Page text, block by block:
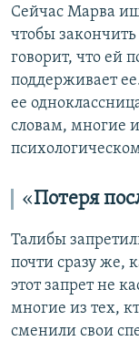
Сейчас Марва
чтобы
говорит, что ей
поддерживает
ее
словам, многие
«Потеря
Талибы
почти сразу же,
этот запрет не
многие из тех,
сменили свои